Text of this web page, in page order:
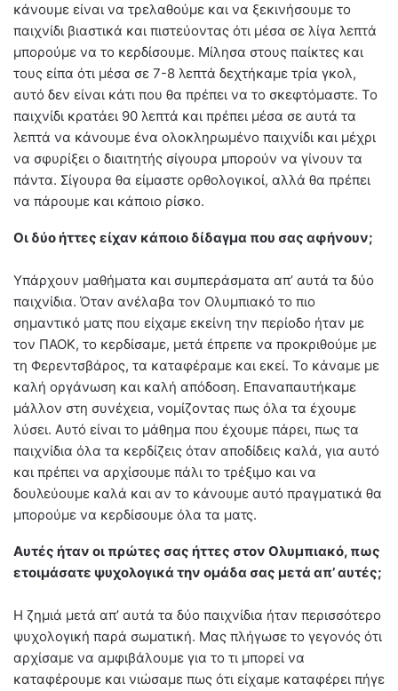
κάνουμε είναι να τρελαθούμε και να ξεκινήσουμε το
παιχνίδι βιαστικά και πιστεύοντας ότι μέσα σε λίγα λεπτά
μπορούμε να το κερδίσουμε. Μίλησα στους παίκτες και
τους είπα ότι μέσα σε 7-8 λεπτά δεχτήκαμε τρία γκολ,
αυτό δεν είναι κάτι που θα πρέπει να το σκεφτόμαστε. Το
παιχνίδι κρατάει 90 λεπτά και πρέπει μέσα σε αυτά τα
λεπτά να κάνουμε ένα ολοκληρωμένο παιχνίδι και μέχρι
να σφυρίξει ο διαιτητής σίγουρα μπορούν να γίνουν τα
πάντα. Σίγουρα θα είμαστε ορθολογικοί, αλλά θα πρέπει
να πάρουμε και κάποιο ρίσκο.
Οι δύο ήττες είχαν κάποιο δίδαγμα που σας αφήνουν;
Υπάρχουν μαθήματα και συμπεράσματα απ’ αυτά τα δύο
παιχνίδια. Όταν ανέλαβα τον Ολυμπιακό το πιο
σημαντικό ματς που είχαμε εκείνη την περίοδο ήταν με
τον ΠΑΟΚ, το κερδίσαμε, μετά έπρεπε να προκριθούμε με
τη Φερεντσβάρος, τα καταφέραμε και εκεί. Το κάναμε με
καλή οργάνωση και καλή απόδοση. Επαναπαυτήκαμε
μάλλον στη συνέχεια, νομίζοντας πως όλα τα έχουμε
λύσει. Αυτό είναι το μάθημα που έχουμε πάρει, πως τα
παιχνίδια όλα τα κερδίζεις όταν αποδίδεις καλά, για αυτό
και πρέπει να αρχίσουμε πάλι το τρέξιμο και να
δουλεύουμε καλά και αν το κάνουμε αυτό πραγματικά θα
μπορούμε να κερδίσουμε όλα τα ματς.
Αυτές ήταν οι πρώτες σας ήττες στον Ολυμπιακό, πως
ετοιμάσατε ψυχολογικά την ομάδα σας μετά απ’ αυτές;
Η ζημιά μετά απ’ αυτά τα δύο παιχνίδια ήταν περισσότερο
ψυχολογική παρά σωματική. Μας πλήγωσε το γεγονός ότι
αρχίσαμε να αμφιβάλουμε για το τι μπορεί να
καταφέρουμε και νιώσαμε πως ότι είχαμε καταφέρει πήγε